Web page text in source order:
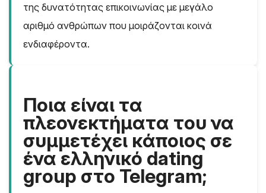
της δυνατότητας επικοινωνίας με μεγάλο
αριθμό ανθρώπων που μοιράζονται κοινά
ενδιαφέροντα.
Ποια είναι τα
πλεονεκτήματα του να
συμμετέχει κάποιος σε
ένα ελληνικό dating
group στο Telegram;